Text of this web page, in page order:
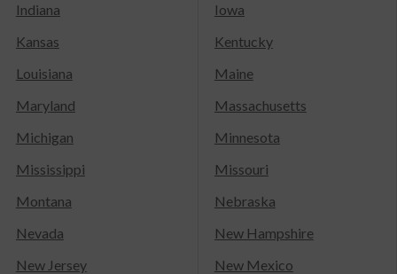
Indiana
Iowa
Kansas
Kentucky
Louisiana
Maine
Maryland
Massachusetts
Michigan
Minnesota
Mississippi
Missouri
Montana
Nebraska
Nevada
New Hampshire
New Jersey
New Mexico